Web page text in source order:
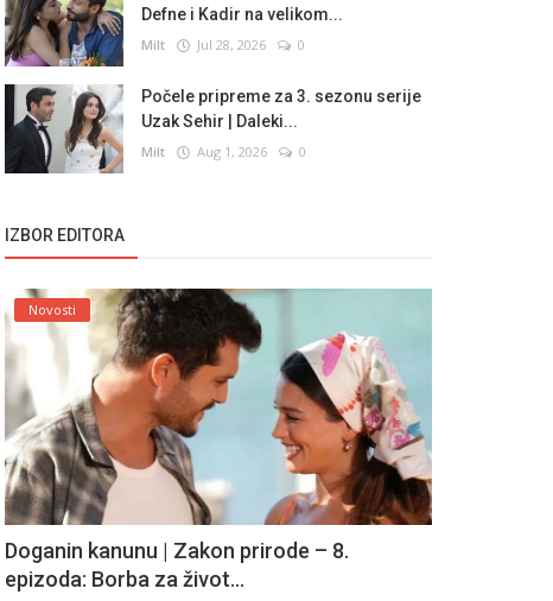
Defne i Kadir na velikom...
Milt Jul 28, 2026 0
Počele pripreme za 3. sezonu serije
Uzak Sehir | Daleki...
Milt Aug 1, 2026 0
IZBOR EDITORA
Novosti
Doganin kanunu | Zakon prirode – 8.
epizoda: Borba za život...